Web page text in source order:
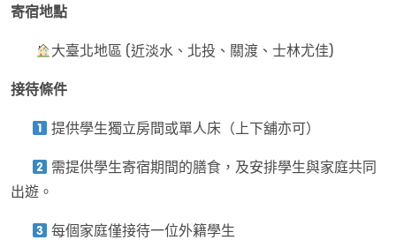
寄宿地點
大臺北地區 (近淡水、北投、關渡、士林尤佳)
接待條件
提供學生獨立房間或單人床（上下舖亦可）
需提供學生寄宿期間的膳食，及安排學生與家庭共同
出遊。
每個家庭僅接待一位外籍學生